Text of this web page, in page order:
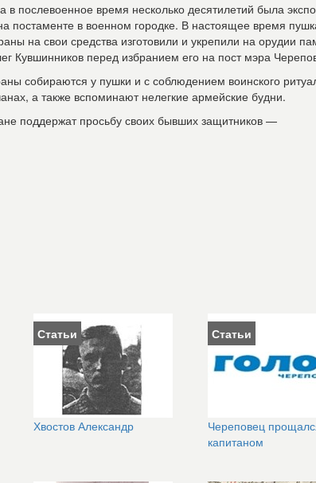
послевоенное время несколько десятилетий была
постаменте в военном городке. В настоящее время
на свои средства изготовили и укрепили на орудии
Кувшинников перед избранием его на пост мэра
собираются у пушки и с соблюдением воинского
а также вспоминают нелегкие армейские будни.
поддержат просьбу своих бывших защитников —
Статьи
Хвостов Александр
Статьи
Череповец
капитаном